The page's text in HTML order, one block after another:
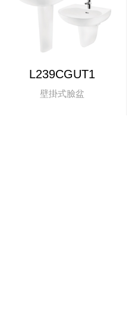
L239CGUT1
壁掛式臉盆